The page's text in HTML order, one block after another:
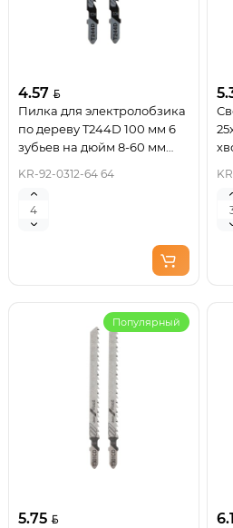
4.57
Пилка для электролобзика
по дереву T244D 100 мм 6
зубьев на дюйм 8-60 мм
KR-92-0312-64 64
Популярный
5.75